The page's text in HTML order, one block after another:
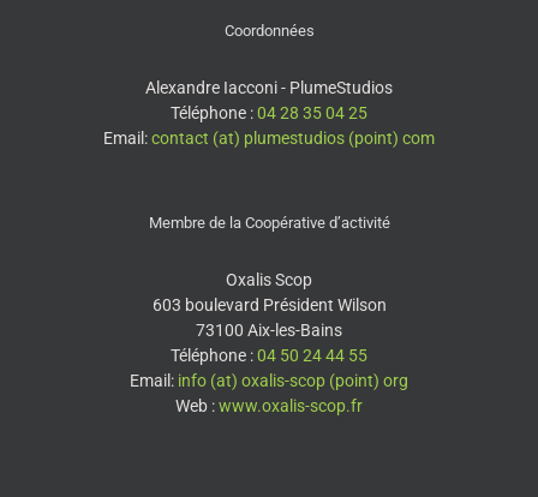
Coordonnées
Alexandre Iacconi - PlumeStudios
Téléphone :04 28 35 04 25
Email:contact (at) plumestudios (point) com
Membre de la Coopérative d’activité
Oxalis Scop
603 boulevard Président Wilson
73100 Aix-les-Bains
Téléphone :04 50 24 44 55
Email: info (at) oxalis-scop (point) org
Web :www.oxalis-scop.fr